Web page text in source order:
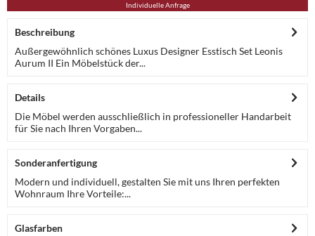
Individuelle Anfrage
Beschreibung
Außergewöhnlich schönes Luxus Designer Esstisch Set Leonis
Aurum II Ein Möbelstück der...
Details
Die Möbel werden ausschließlich in professioneller Handarbeit
für Sie nach Ihren Vorgaben...
Sonderanfertigung
Modern und individuell, gestalten Sie mit uns Ihren perfekten
Wohnraum Ihre Vorteile:...
Glasfarben